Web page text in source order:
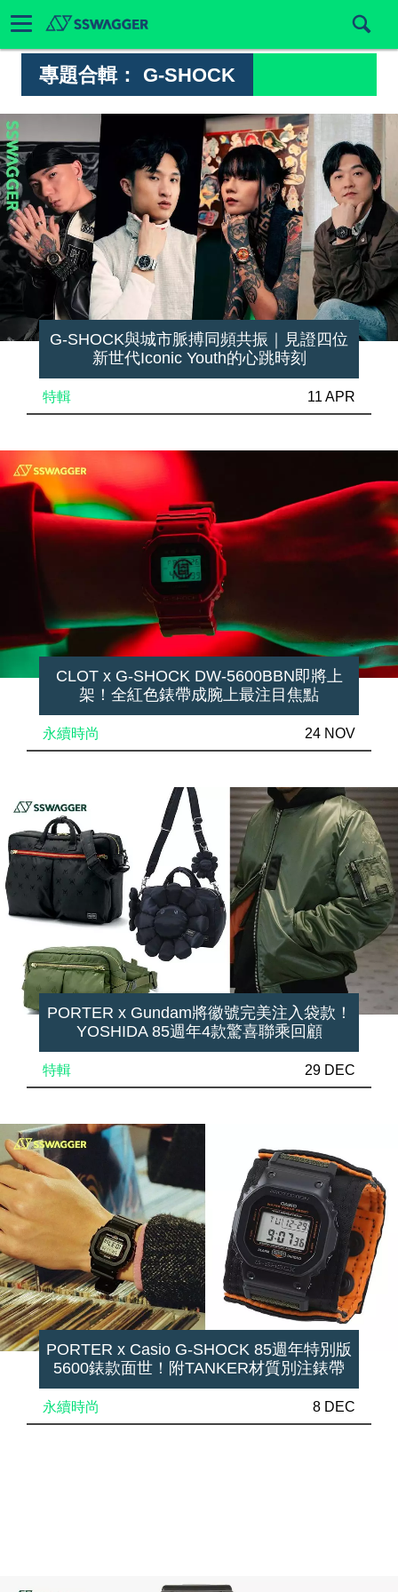
專題合輯： G-SHOCK
G-SHOCK與城市脈搏同頻共振｜見證四位
新世代Iconic Youth的心跳時刻
特輯 11 APR
CLOT x G-SHOCK DW-5600BBN即將上
架！全紅色錶帶成腕上最注目焦點
永續時尚 24 NOV
PORTER x Gundam將徽號完美注入袋款！
YOSHIDA 85週年4款驚喜聯乘回顧
特輯 29 DEC
PORTER x Casio G-SHOCK 85週年特別版
5600錶款面世！附TANKER材質別注錶帶
永續時尚 8 DEC